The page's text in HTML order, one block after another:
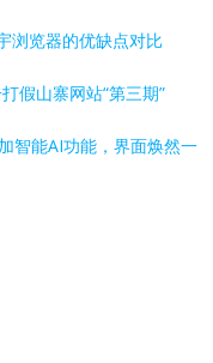
浏览器的优缺点对比
假山寨网站“第三期”
智能AI功能，界面焕然一